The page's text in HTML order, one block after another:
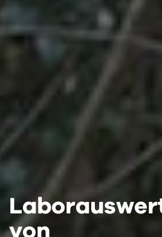
von
von
von